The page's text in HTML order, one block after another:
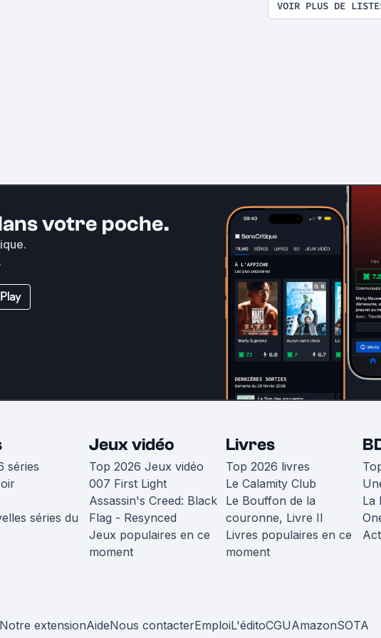
VOIR PLUS DE
votre poche.
séries
séries du
Jeux vidéo
Top 2026 Jeux vidéo
007 First Light
Assassin's Creed: Black
Flag - Resynced
Jeux populaires en ce
moment
Livres
Top 2026 livres
Le Calamity Club
Le Bouffon de la
couronne, Livre II
Livres populaires en ce
moment
La
Notre extensionAideNous contacterEmploiL'éditoCGUAmazonSOTA